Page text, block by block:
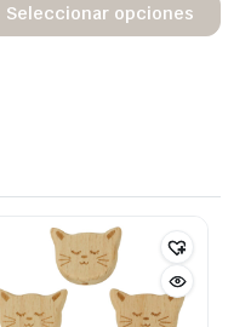
Seleccionar opciones